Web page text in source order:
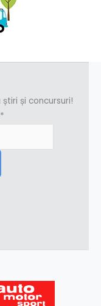
și concursuri!
*